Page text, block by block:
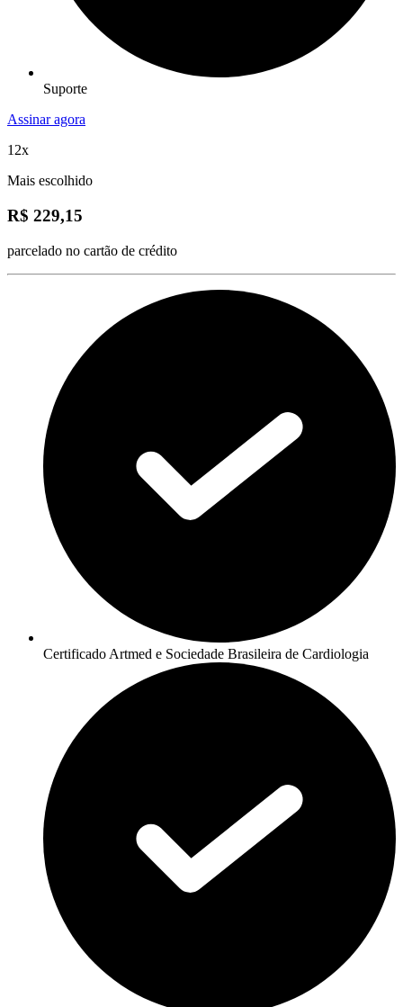
Suporte
Assinar agora
12x
Mais escolhido
R$ 229,15
parcelado no cartão de crédito
Certificado Artmed e Sociedade Brasileira de Cardiologia